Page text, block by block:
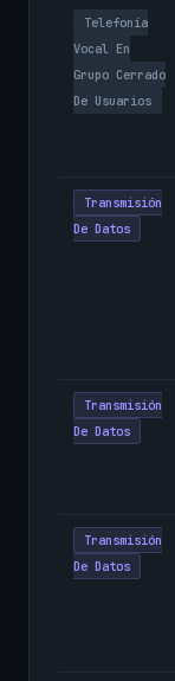
Telefonía
Vocal En
Grupo Cerrado
De Usuarios
Transmisión
De Datos
Transmisión
De Datos
Transmisión
De Datos